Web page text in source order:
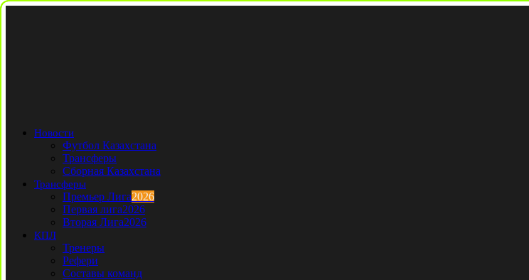
Новости
Футбол Казахстана
Трансферы
Сборная Казахстана
Трансферы
Премьер Лига2026
Первая лига2026
Вторая Лига2026
КПЛ
Тренеры
Рефери
Составы команд